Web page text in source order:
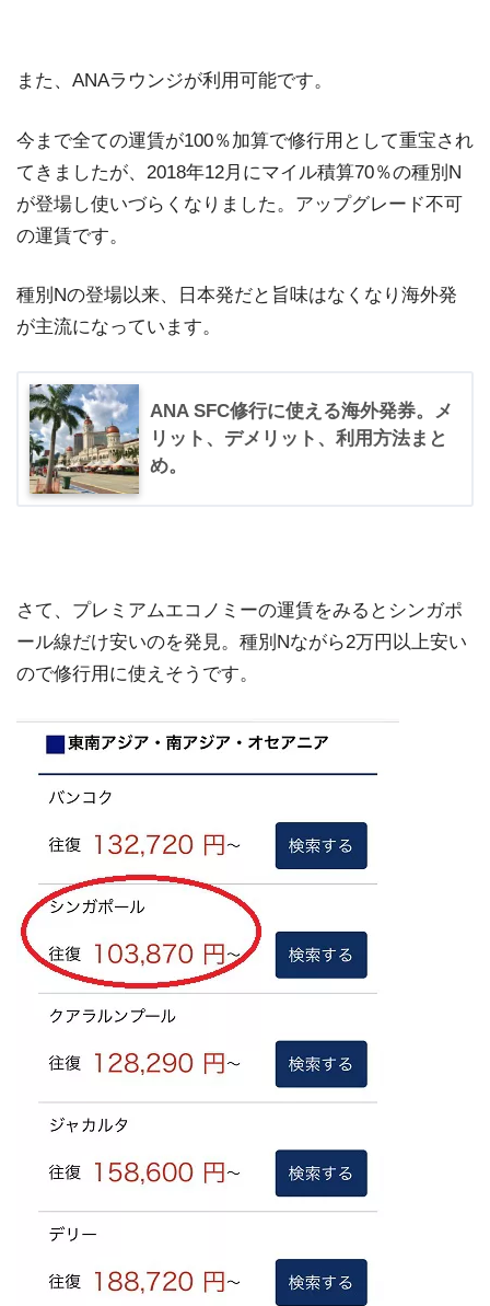
また、ANAラウンジが利用可能です。
今まで全ての運賃が100％加算で修行用として重宝され
てきましたが、2018年12月にマイル積算70％の種別N
が登場し使いづらくなりました。アップグレード不可
の運賃です。
種別Nの登場以来、日本発だと旨味はなくなり海外発
が主流になっています。
ANA SFC修行に使える海外発券。メ
リット、デメリット、利用方法まと
め。
さて、プレミアムエコノミーの運賃をみるとシンガポ
ール線だけ安いのを発見。種別Nながら2万円以上安い
ので修行用に使えそうです。